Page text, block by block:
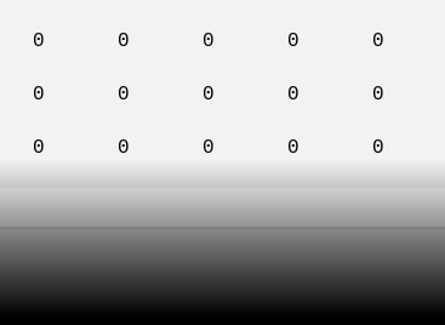
0 0 0 0 0
0 0 0 0 0
0 0 0 0